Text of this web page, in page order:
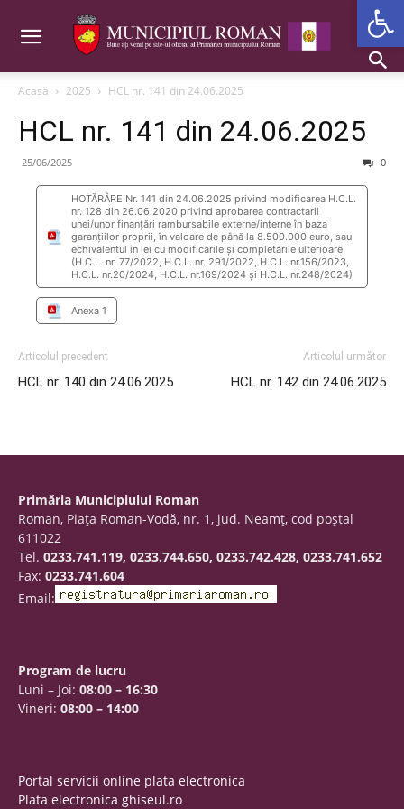
Acasă 2025 HCL nr. 141 din 24.06.2025
HCL nr. 141 din 24.06.2025
25/06/2025 0
HOTĂRÂRE Nr. 141 din 24.06.2025 privind modificarea H.C.L.
nr. 128 din 26.06.2020 privind aprobarea contractarii
unei/unor finanțări rambursabile externe/interne în baza
garanțiilor proprii, în valoare de până la 8.500.000 euro, sau
echivalentul în lei cu modificările și completările ulterioare
(H.C.L. nr. 77/2022, H.C.L. nr. 291/2022, H.C.L. nr.156/2023,
H.C.L. nr.20/2024, H.C.L. nr.169/2024 și H.C.L. nr.248/2024)
Anexa 1
Articolul precedent
HCL nr. 140 din 24.06.2025
Articolul următor
HCL nr. 142 din 24.06.2025
Primăria Municipiului Roman
Roman, Piaţa Roman-Vodă, nr. 1, jud. Neamţ, cod poştal
611022
Tel. 0233.741.119, 0233.744.650, 0233.742.428, 0233.741.652
Fax: 0233.741.604
Email:
Program de lucru
Luni – Joi: 08:00 – 16:30
Vineri: 08:00 – 14:00
Portal servicii online plata electronica
Plata electronica ghiseul.ro